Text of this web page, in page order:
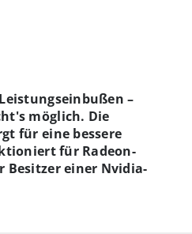
–
möglich. Die
für eine bessere
für Radeon-
Besitzer einer Nvidia-